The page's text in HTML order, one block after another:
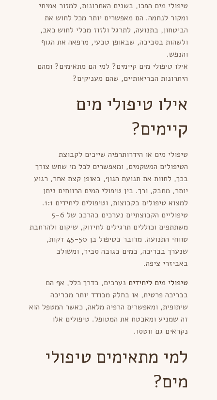
טיפולי מים הפכו, בשנים האחרונות, למזור אמיתי
ומקור לנחמה. הם מאפשרים יותר מכל לחוש את
הביטחון, בתנועה, לתרגל ולזוז מבלי לחוש כאב,
ולשהות בסביבה, שבאופן טבעי, מרפאה את הגוף
והנפש.
אילו טיפולי מים קיימים? למי הם מתאימים? ומהם
היתרונות הבריאותיים, שהם מעניקים?
אילו טיפולי מים
קיימים?
טיפולי מים או הידרותרפיה שייכים לקבוצת
הטיפולים המשקמים, ומאפשרים לכל מי שחש צורך
בכך, לחוות את תנועת הגוף, באופן קצת אחר, רגוע
יותר, מחבק, ורך. בין טיפולי המים הרווחים ניתן
למצוא טיפולים בקבוצות, וטיפולים ליחידים 1:1.
טיפוליים הקבוצתיים נערכים בהרכב של 5-6
משתתפים וכוללים תרגילים לחיזוק, שיקום ולהרחבת
טווחי התנועה. מדובר בטיפול בן 45-50 דקות,
שנערך בבריכה, במים בגובה סביר, ומשולב
באביזרי ציפה.
טיפולי מים ליחידים נערכים, בדרך כלל, אף הם
בבריכה פרטית, או בחלק מבודד יותר מבריכה
שיתופית, ומאפשרים הרפיה מלאה, כאשר המטפל הוא
זה שמניע ומאבטח את המטופל. טיפולים אלו
נקראים גם ווטסו.
למי מתאימים טיפולי
מים?